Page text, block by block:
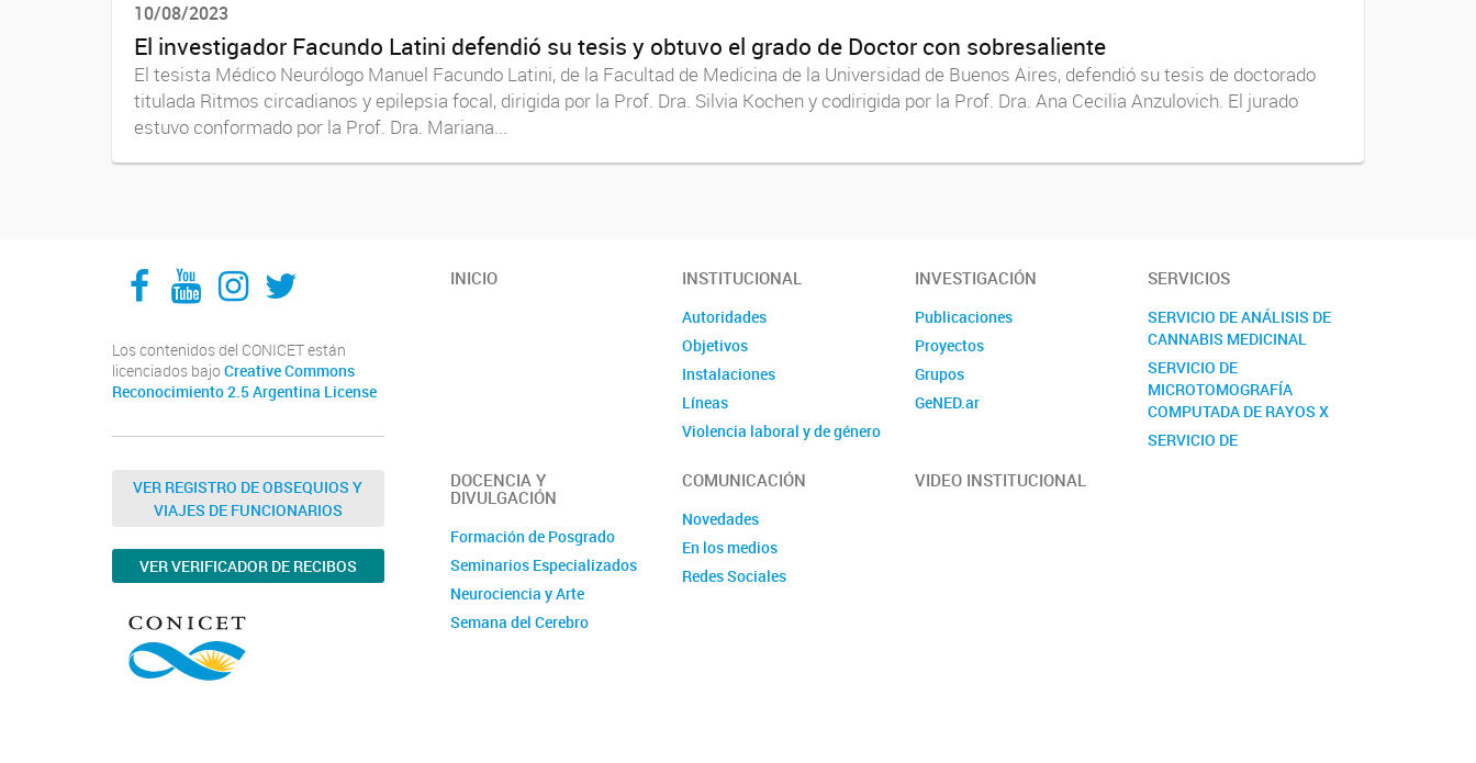
10/08/2023
El investigador Facundo Latini defendió su tesis y obtuvo el grado de Doctor con sobresaliente
El tesista Médico Neurólogo Manuel Facundo Latini, de la Facultad de Medicina de la Universidad de Buenos Aires, defendió su tesis de doctorado
titulada Ritmos circadianos y epilepsia focal, dirigida por la Prof. Dra. Silvia Kochen y codirigida por la Prof. Dra. Ana Cecilia Anzulovich. El jurado
estuvo conformado por la Prof. Dra. Mariana...
Facebook
YouTube
Instagram
Twitter
Los contenidos del CONICET están
licenciados bajo Creative Commons
Reconocimiento 2.5 Argentina License
VER REGISTRO DE OBSEQUIOS Y
VIAJES DE FUNCIONARIOS
VER VERIFICADOR DE RECIBOS
INICIO INSTITUCIONAL
Autoridades
Objetivos
Instalaciones
Líneas
Violencia laboral y de género
INVESTIGACIÓN
Publicaciones
Proyectos
Grupos
GeNED.ar
SERVICIOS
SERVICIO DE ANÁLISIS DE
CANNABIS MEDICINAL
SERVICIO DE
MICROTOMOGRAFÍA
COMPUTADA DE RAYOS X
SERVICIO DE
DOCENCIA Y
DIVULGACIÓN
Formación de Posgrado
Seminarios Especializados
Neurociencia y Arte
Semana del Cerebro
COMUNICACIÓN
Novedades
En los medios
Redes Sociales
VIDEO INSTITUCIONAL